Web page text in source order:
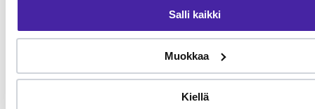
Salli kaikki
Muokkaa
Kiellä
1 500 - 5 000
Kyynärniveldysplasia
Melko
2 000 - 4 000
€
Silmäsairaudet (kaihi,
Melko
500 - 3 000 € Keskitaso
200 - 800 € /